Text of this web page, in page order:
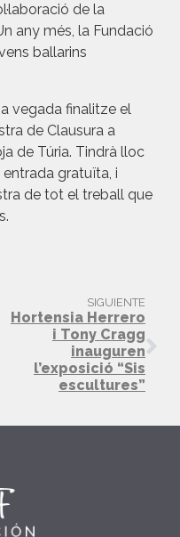
de la
any més, la Fundació
ballarins
vegada finalitze el
de Clausura a
de Túria. Tindrà lloc
entrada gratuïta, i
de tot el treball que
SIGUIENTE
Hortensia Herrero
i Tony Cragg
inauguren
l’exposició “Sis
escultures”